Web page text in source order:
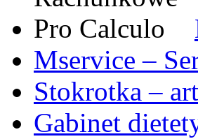
Mservice –
Stokrotka –
Gabinet